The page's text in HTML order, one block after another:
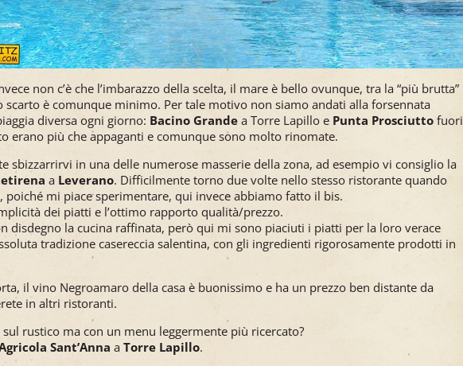
non c’è che l’imbarazzo della scelta, il mare è bello ovunque, tra la “più brutta”
scarto è comunque minimo. Per tale motivo non siamo andati alla forsennata
diversa ogni giorno: Bacino Grande a Torre Lapillo e Punta Prosciutto fuori
erano più che appaganti e comunque sono molto rinomate.
sbizzarrirvi in una delle numerose masserie della zona, ad esempio vi consiglio la
a Leverano. Difficilmente torno due volte nello stesso ristorante quando
poiché mi piace sperimentare, qui invece abbiamo fatto il bis.
dei piatti e l’ottimo rapporto qualità/prezzo.
disdegno la cucina raffinata, però qui mi sono piaciuti i piatti per la loro verace
tradizione casereccia salentina, con gli ingredienti rigorosamente prodotti in
il vino Negroamaro della casa è buonissimo e ha un prezzo ben distante da
in altri ristoranti.
rustico ma con un menu leggermente più ricercato?
Sant’Anna a Torre Lapillo.